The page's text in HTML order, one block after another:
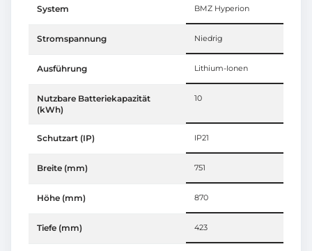
System BMZ Hyperion
Stromspannung Niedrig
Ausführung Lithium-Ionen
Nutzbare Batteriekapazität
(kWh)
10
Schutzart (IP) IP21
Breite (mm) 751
Höhe (mm) 870
Tiefe (mm) 423